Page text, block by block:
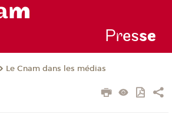
Presse
Le Cnam dans les médias